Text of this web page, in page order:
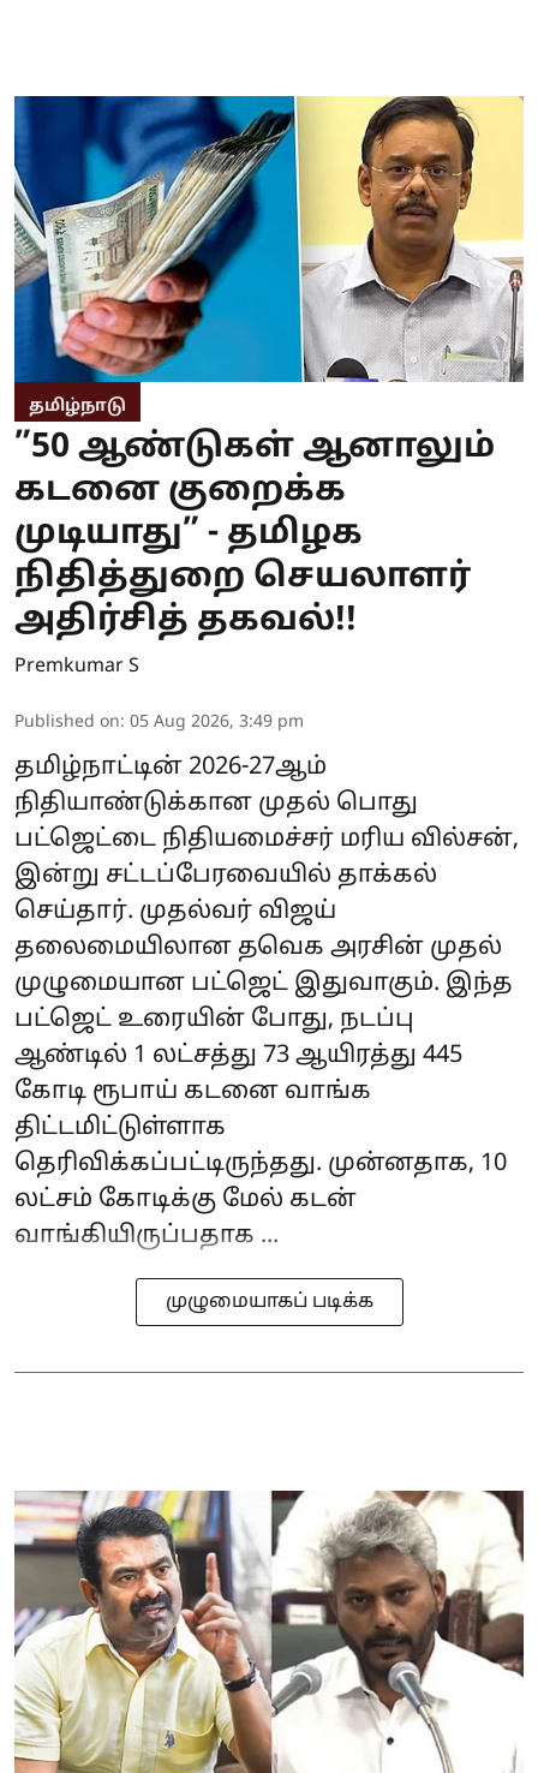
தமிழ்நாடு
”50 ஆண்டுகள் ஆனாலும்
கடனை குறைக்க
முடியாது” - தமிழக
நிதித்துறை செயலாளர்
அதிர்சித் தகவல்!!
Premkumar S
Published on: 05 Aug 2026, 3:49 pm
தமிழ்நாட்டின் 2026-27ஆம்
நிதியாண்டுக்கான முதல் பொது
பட்ஜெட்டை நிதியமைச்சர் மரிய வில்சன்,
இன்று சட்டப்பேரவையில் தாக்கல்
செய்தார். முதல்வர் விஜய்
தலைமையிலான தவெக அரசின் முதல்
முழுமையான பட்ஜெட் இதுவாகும். இந்த
பட்ஜெட் உரையின் போது, நடப்பு
ஆண்டில் 1 லட்சத்து 73 ஆயிரத்து 445
கோடி ரூபாய் கடனை வாங்க
திட்டமிட்டுள்ளாக
தெரிவிக்கப்பட்டிருந்தது. முன்னதாக, 10
லட்சம் கோடிக்கு மேல் கடன்
வாங்கியிருப்பதாக ...
முழுமையாகப் படிக்க